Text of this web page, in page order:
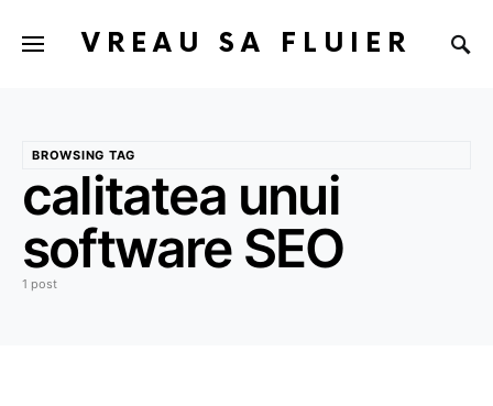
VREAU SA FLUIER
BROWSING TAG
calitatea unui
software SEO
1 post